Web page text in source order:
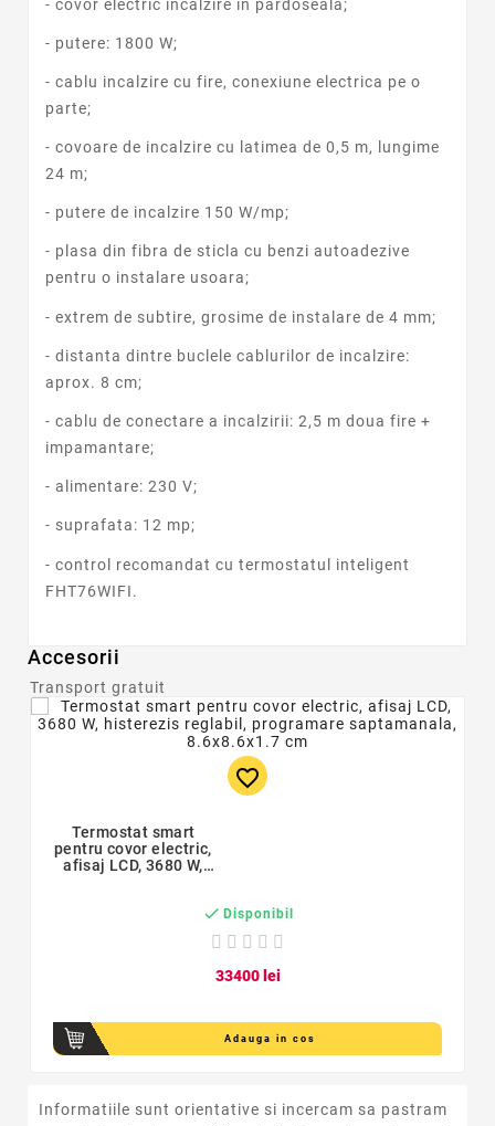
- covor electric incalzire in pardoseala;
- putere: 1800 W;
- cablu incalzire cu fire, conexiune electrica pe o
parte;
- covoare de incalzire cu latimea de 0,5 m, lungime
24 m;
- putere de incalzire 150 W/mp;
- plasa din fibra de sticla cu benzi autoadezive
pentru o instalare usoara;
- extrem de subtire, grosime de instalare de 4 mm;
- distanta dintre buclele cablurilor de incalzire:
aprox. 8 cm;
- cablu de conectare a incalzirii: 2,5 m doua fire +
impamantare;
- alimentare: 230 V;
- suprafata: 12 mp;
- control recomandat cu termostatul inteligent
FHT76WIFI.
Accesorii
Transport gratuit
favorite_border
Termostat smart
pentru covor electric,
afisaj LCD, 3680 W,
 Disponibil
33400lei
Adauga in cos
Informatiile sunt orientative si incercam sa pastram